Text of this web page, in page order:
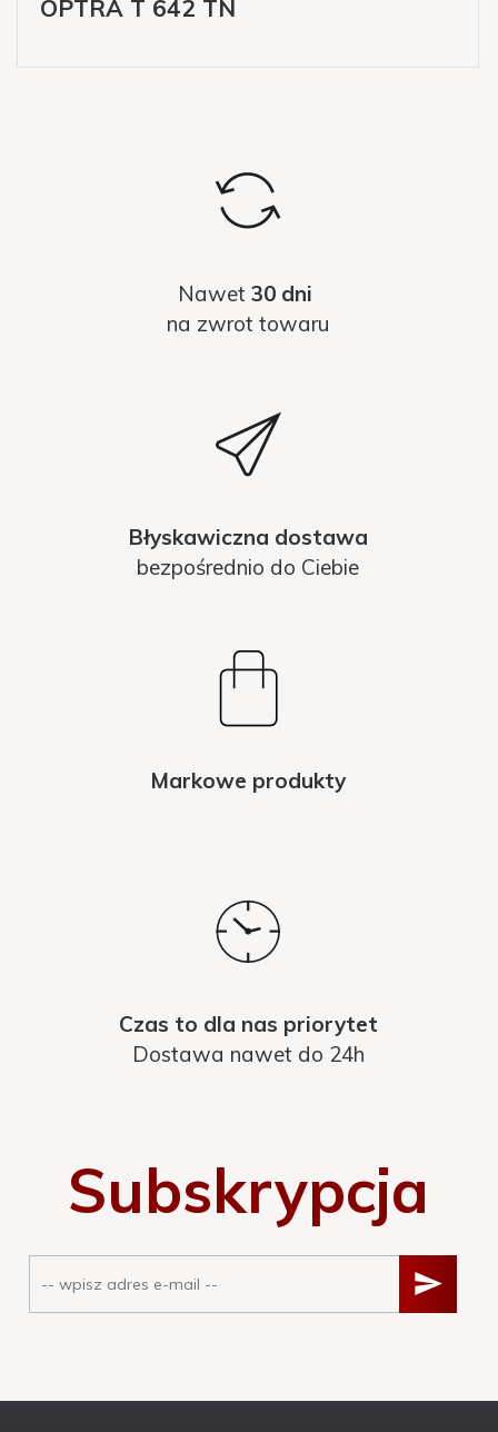
OPTRA T 642 TN
Nawet 30 dni
na zwrot towaru
Błyskawiczna dostawa
bezpośrednio do Ciebie
Markowe produkty
Czas to dla nas priorytet
Dostawa nawet do 24h
Subskrypcja